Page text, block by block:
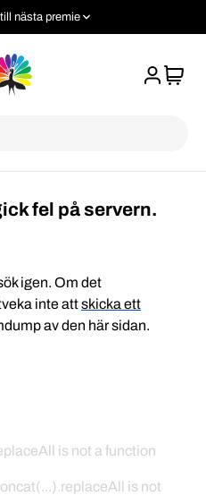
nästa premie
fel på servern.
igen. Om det
inte attskicka ett
av den här sidan.
is not a function
is not